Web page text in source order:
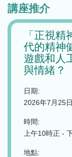
講座推介
「正視
代的精神
遊戲和人
與情緒？
日期:
2026年7月25
時間:
上午10時正 -
地點: